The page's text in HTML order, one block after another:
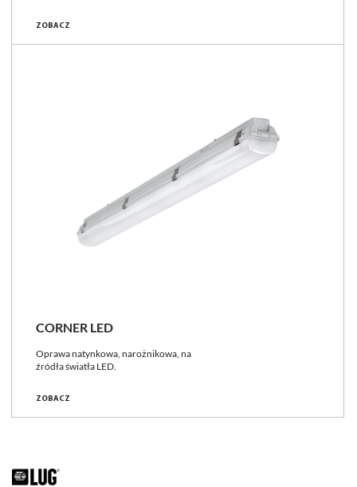
ZOBACZ
CORNER LED
Oprawa natynkowa, narożnikowa, na
źródła światła LED.
ZOBACZ